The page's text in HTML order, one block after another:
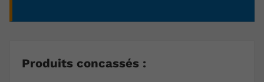
Produits concassés :